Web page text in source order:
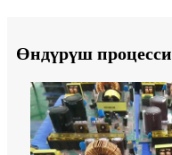
Өндүрүш процесси